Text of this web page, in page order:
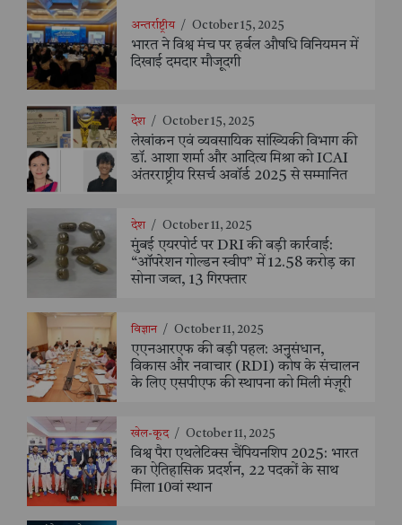
अन्तर्राष्ट्रीय / October 15, 2025
भारत ने विश्व मंच पर हर्बल औषधि विनियमन में
दिखाई दमदार मौजूदगी
देश / October 15, 2025
लेखांकन एवं व्यवसायिक सांख्यिकी विभाग की
डॉ. आशा शर्मा और आदित्य मिश्रा को ICAI
अंतरराष्ट्रीय रिसर्च अवॉर्ड 2025 से सम्मानित
देश / October 11, 2025
मुंबई एयरपोर्ट पर DRI की बड़ी कार्रवाई:
“ऑपरेशन गोल्डन स्वीप” में 12.58 करोड़ का
सोना जब्त, 13 गिरफ्तार
विज्ञान / October 11, 2025
एएनआरएफ की बड़ी पहल: अनुसंधान,
विकास और नवाचार (RDI) कोष के संचालन
के लिए एसपीएफ की स्थापना को मिली मंज़ूरी
खेल-कूद / October 11, 2025
विश्व पैरा एथलेटिक्स चैंपियनशिप 2025: भारत
का ऐतिहासिक प्रदर्शन, 22 पदकों के साथ
मिला 10वां स्थान